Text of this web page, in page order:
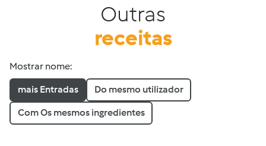
Outras
receitas
Mostrar nome:
mais Entradas Do mesmo utilizador
Com Os mesmos ingredientes